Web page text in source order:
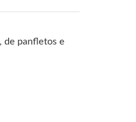
de panfletos e